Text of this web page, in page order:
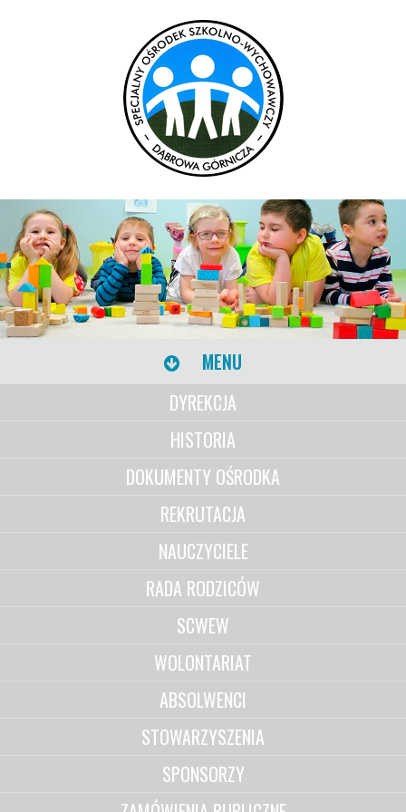
MENU
DYREKCJA
HISTORIA
DOKUMENTY OŚRODKA
REKRUTACJA
NAUCZYCIELE
RADA RODZICÓW
SCWEW
WOLONTARIAT
ABSOLWENCI
STOWARZYSZENIA
SPONSORZY